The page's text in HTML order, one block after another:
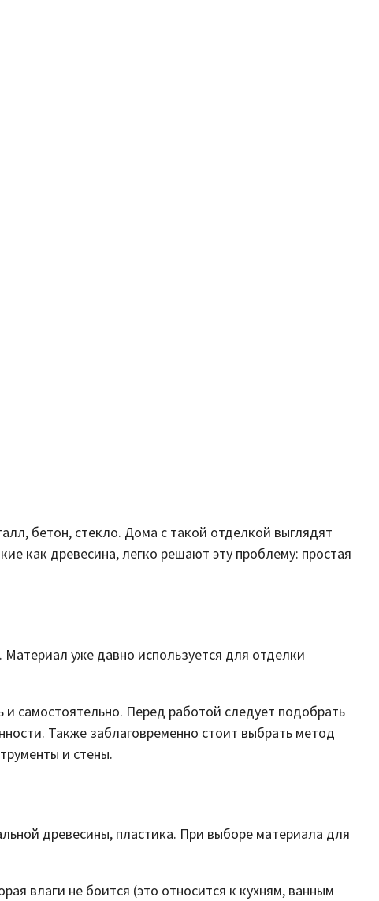
бетон, стекло. Дома с такой отделкой выглядят
как древесина, легко решают эту проблему: простая
уже давно используется для отделки
самостоятельно. Перед работой следует подобрать
Также заблаговременно стоит выбрать метод
и стены.
древесины, пластика. При выборе материала для
влаги не боится (это относится к кухням, ванным